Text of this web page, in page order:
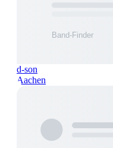
d-son
Aachen